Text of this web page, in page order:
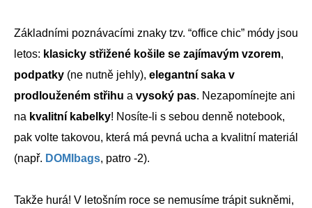
Základními poznávacími znaky tzv. “office chic” módy jsou
letos: klasicky střižené košile se zajímavým vzorem,
podpatky (ne nutně jehly), elegantní saka v
prodlouženém střihu a vysoký pas. Nezapomínejte ani
na kvalitní kabelky! Nosíte-li s sebou denně notebook,
pak volte takovou, která má pevná ucha a kvalitní materiál
(např. DOMIbags, patro -2).
Takže hurá! V letošním roce se nemusíme trápit sukněmi,